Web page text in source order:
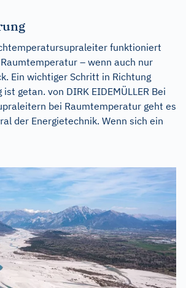
funktioniert
– wenn auch nur
Ein wichtiger Schritt in Richtung
getan. von DIRK EIDEMÜLLER Bei
bei Raumtemperatur geht es
der Energietechnik. Wenn sich ein